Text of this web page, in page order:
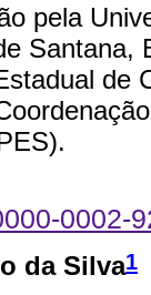
pela
Santana,
de
0002-
da Silva1